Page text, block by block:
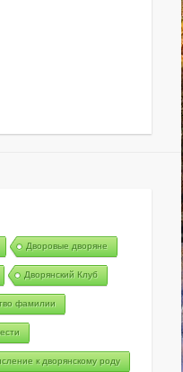
Дворовые дворяне
Дворянский Клуб
фамилии
к дворянскому роду